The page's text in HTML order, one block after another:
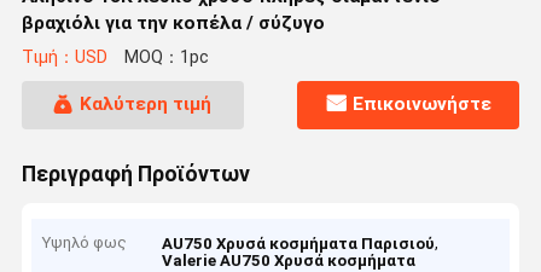
βραχιόλι για την κοπέλα / σύζυγο
Τιμή：USD MOQ：1pc
Καλύτερη τιμή Επικοινωνήστε
Περιγραφή Προϊόντων
Υψηλό φως AU750 Χρυσά κοσμήματα Παρισιού,
Valerie AU750 Χρυσά κοσμήματα